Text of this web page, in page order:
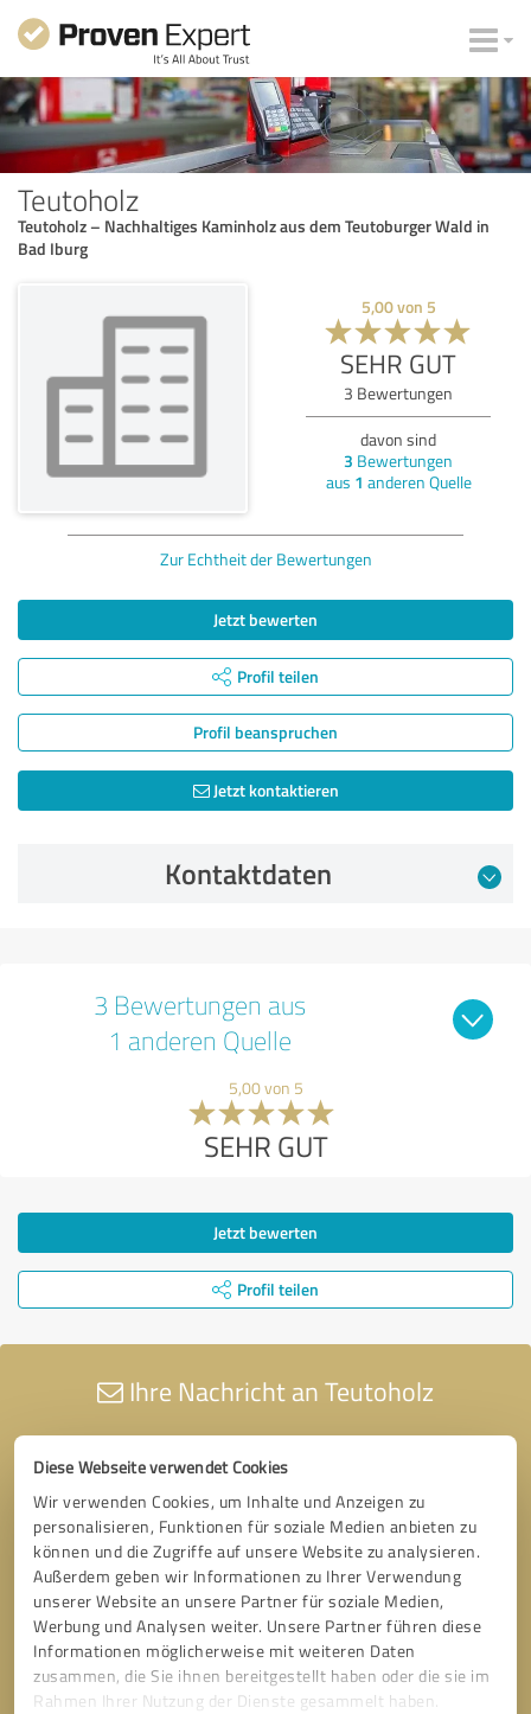
Diese Webseite verwendet Cookies
Wir verwenden Cookies, um Inhalte und Anzeigen zu
personalisieren, Funktionen für soziale Medien anbieten zu
können und die Zugriffe auf unsere Website zu analysieren.
Außerdem geben wir Informationen zu Ihrer Verwendung
unserer Website an unsere Partner für soziale Medien,
Werbung und Analysen weiter. Unsere Partner führen diese
Informationen möglicherweise mit weiteren Daten
zusammen, die Sie ihnen bereitgestellt haben oder die sie im
Rahmen Ihrer Nutzung der Dienste gesammelt haben.
Teutoholz
Teutoholz – Nachhaltiges Kaminholz aus dem Teutoburger Wald in
Bad Iburg
5,00von 5
SEHR GUT
3 Bewertungen
davon sind
3 Bewertungen
aus 1 anderen Quelle
Zur Echtheit der Bewertungen
Jetzt bewerten
Profil teilen
Profil beanspruchen
Jetzt kontaktieren
Kontaktdaten
3 Bewertungen aus
1 anderen Quelle
5,00 von 5
SEHR GUT
Jetzt bewerten
Profil teilen
Ihre Nachricht an Teutoholz